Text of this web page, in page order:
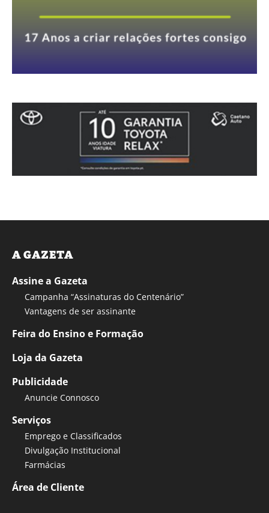
A GAZETA
Assine a Gazeta
Campanha “Assinaturas do Centenário”
Vantagens de ser assinante
Feira do Ensino e Formação
Loja da Gazeta
Publicidade
Anuncie Connosco
Serviços
Emprego e Classificados
Divulgação Institucional
Farmácias
Área de Cliente